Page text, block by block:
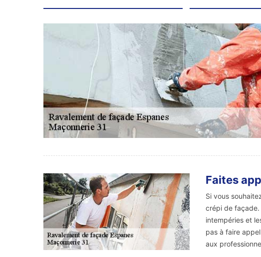
Faites
Si vous
crépi de
intempéries et
pas à faire
aux